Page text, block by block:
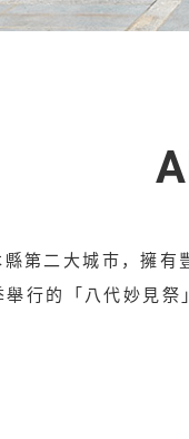
第二大城市，擁
行的「八代妙見